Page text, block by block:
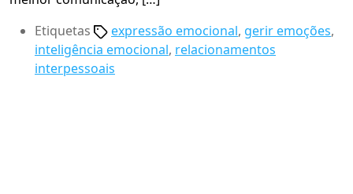
Etiquetas
expressão emocional, gerir emoções,
inteligência emocional, relacionamentos
interpessoais